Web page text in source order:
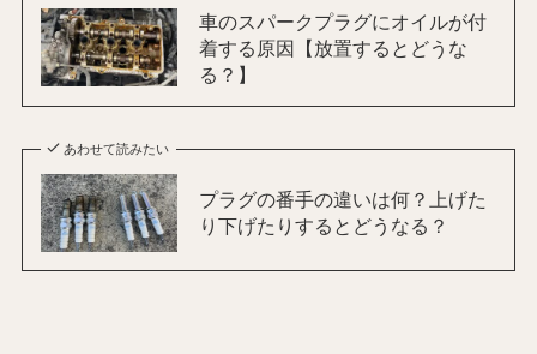
車のスパークプラグにオイルが付
着する原因【放置するとどうな
る？】
あわせて読みたい
プラグの番手の違いは何？上げた
り下げたりするとどうなる？